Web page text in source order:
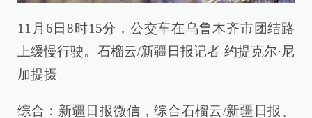
11月6日8时15分，公交车在乌鲁木齐市团结路
上缓慢行驶。石榴云/新疆日报记者 约提克尔·尼
加提摄
综合：新疆日报微信，综合石榴云/新疆日报、